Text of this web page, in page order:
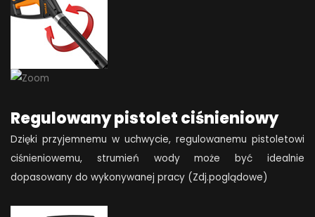
Regulowany pistolet ciśnieniowy
Dzięki przyjemnemu w uchwycie, regulowanemu pistoletowi
ciśnieniowemu, strumień wody może być idealnie
dopasowany do wykonywanej pracy (Zdj.poglądowe)